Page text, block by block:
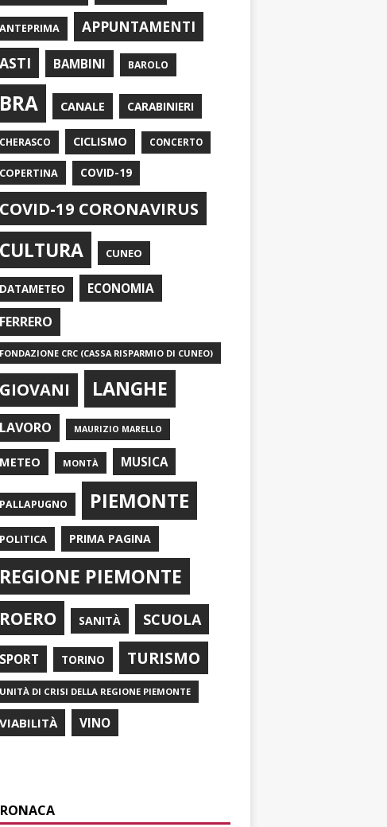
ANTEPRIMA
APPUNTAMENTI
ASTI
BAMBINI BAROLO
BRA CANALE CARABINIERI
CHERASCO CICLISMO CONCERTO
COPERTINA COVID-19
COVID-19 CORONAVIRUS
CULTURA CUNEO
DATAMETEO ECONOMIA
FERRERO
FONDAZIONE CRC (CASSA RISPARMIO DI CUNEO)
GIOVANI LANGHE
LAVORO MAURIZIO MARELLO
METEO MONTÀ MUSICA
PALLAPUGNO PIEMONTE
POLITICA PRIMA PAGINA
REGIONE PIEMONTE
ROERO SANITÀ SCUOLA
SPORT TORINO TURISMO
UNITÀ DI CRISI DELLA REGIONE PIEMONTE
VIABILITÀ VINO